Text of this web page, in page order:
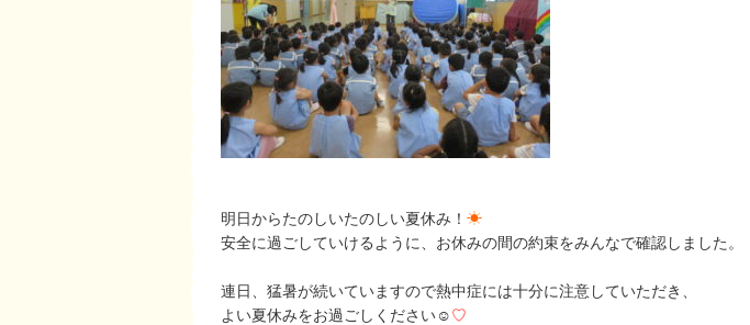
明日からたのしいたのしい夏休み！ ☀
安全に過ごしていけるように、お休みの間の約束をみんなで確認しました。
連日、猛暑が続いていますので熱中症には十分に注意していただき、
よい夏休みをお過ごしください☺♡